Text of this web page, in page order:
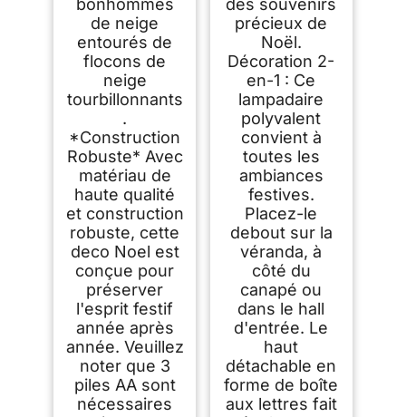
de neige
entourés de
flocons de
neige
tourbillonnants
.
*Construction
Robuste* Avec
matériau de
haute qualité
et construction
robuste, cette
deco Noel est
conçue pour
préserver
l'esprit festif
année après
année. Veuillez
noter que 3
piles AA sont
nécessaires
précieux de
Noël.
Décoration 2-
en-1 : Ce
lampadaire
polyvalent
convient à
toutes les
ambiances
festives.
Placez-le
debout sur la
véranda, à
côté du
canapé ou
dans le hall
d'entrée. Le
haut
détachable en
forme de boîte
aux lettres fait